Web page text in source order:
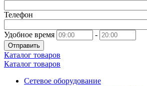
Телефон
Удобное время -
Отправить
Каталог товаров
Каталог товаров
Сетевое оборудование